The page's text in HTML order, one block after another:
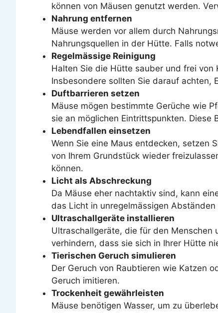
können von Mäusen genutzt werden.
Nahrung entfernen
Mäuse werden vor allem durch
Nahrungsquellen in der Hütte. Falls
Regelmässige Reinigung
Halten Sie die Hütte sauber und frei
Insbesondere sollten Sie darauf achten,
Duftbarrieren setzen
Mäuse mögen bestimmte Gerüche wie
sie an möglichen Eintrittspunkten. Diese
Lebendfallen einsetzen
Wenn Sie eine Maus entdecken, setzen
von Ihrem Grundstück wieder
können.
Licht als Abschreckung
Da Mäuse eher nachtaktiv sind, kann
das Licht in unregelmässigen
Ultraschallgeräte installieren
Ultraschallgeräte, die für den Menschen
verhindern, dass sie sich in Ihrer Hütte
Tierischen Geruch simulieren
Der Geruch von Raubtieren wie Katzen
Geruch imitieren.
Trockenheit gewährleisten
Mäuse benötigen Wasser, um zu